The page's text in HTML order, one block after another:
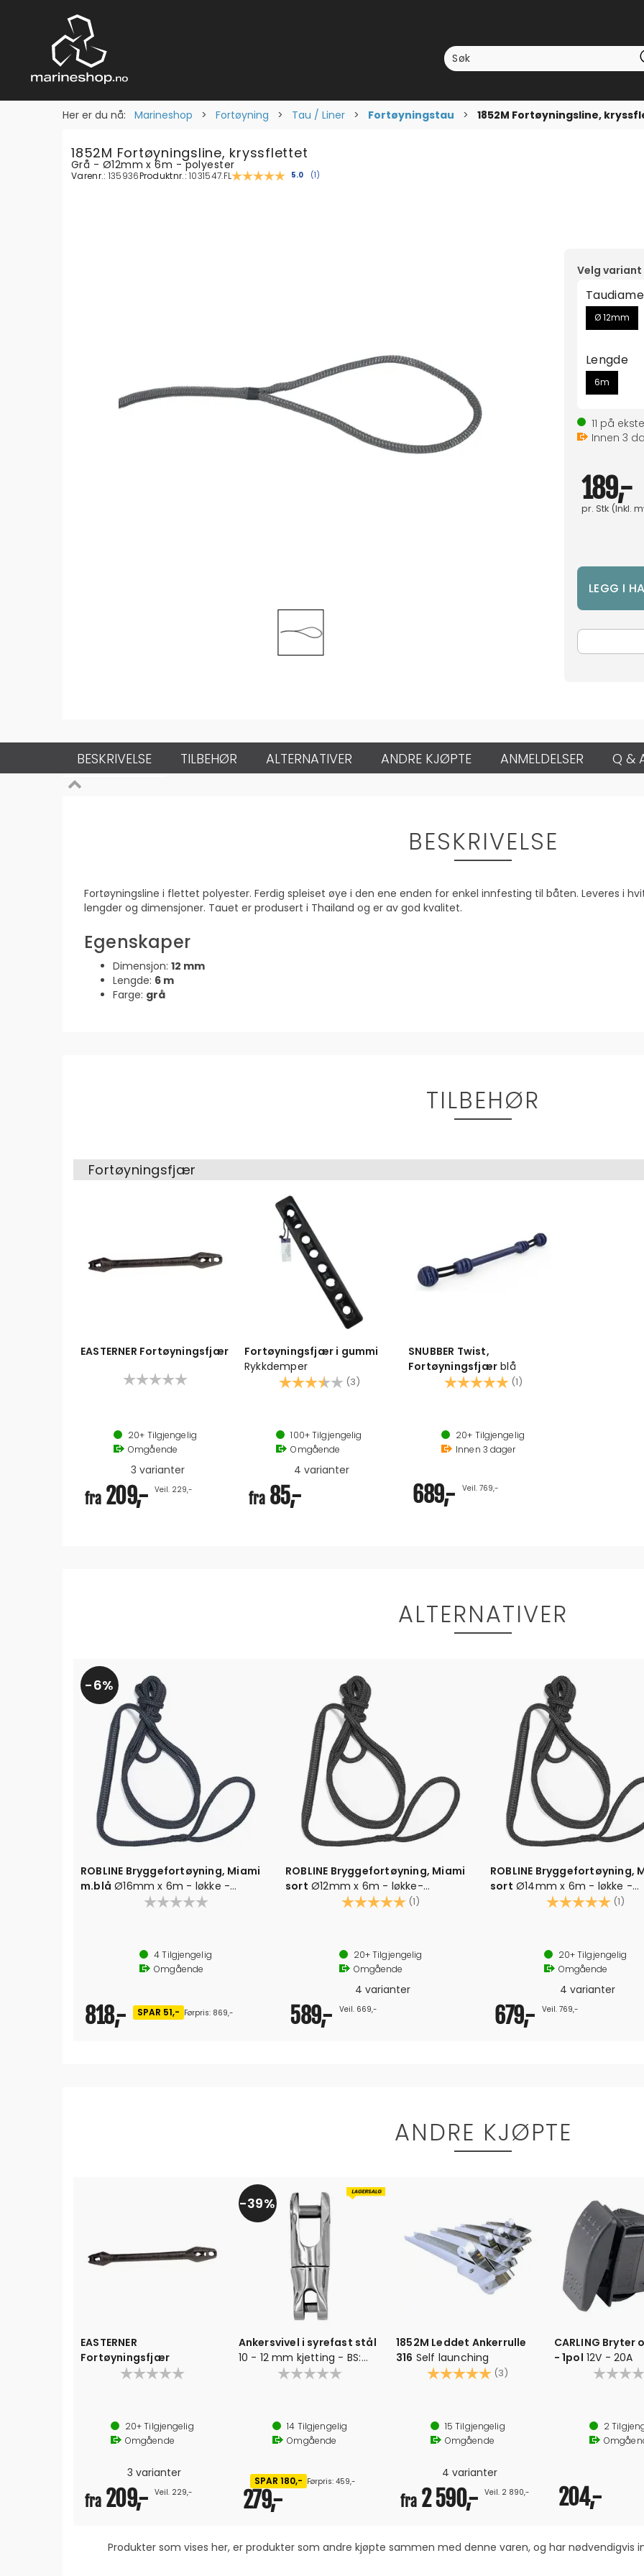
Her er du nå: Marineshop > Fortøyning > Tau / Liner > Fortøyningstau > 1852M Fortøyningsline,
1852M Fortøyningsline, kryssflettet
Grå - Ø12mm x 6m - polyester
Varenr.: 135936Produktnr.:1031547.FL Gjennomsnittskarakter:
5.0 (stemmer:
1)
Velg variant
Ø 12mm
Lengde
6m
11 på
Innen 3
189,-
pr. Stk(Inkl.
BESKRIVELSE TILBEHØR ALTERNATIVER ANDRE KJØPTE ANMELDELSER Q &
BESKRIVELSE
Fortøyningsline i flettet polyester. Ferdig spleiset øye i den ene enden for enkel innfesting til båten. Leveres i
lengder og dimensjoner. Tauet er produsert i Thailand og er av god kvalitet.
Egenskaper
Dimensjon: 12 mm
Lengde: 6 m
Farge: grå
TILBEHØR
Fortøyningsfjær
EASTERNER Fortøyningsfjær
20+ Tilgjengelig
Omgående
3 varianter
fra 209,- Veil. 229,-
Fortøyningsfjær i gummi
Rykkdemper
Karakter:
(3)
100+Tilgjengelig
Omgående
4 varianter
fra 85,-
SNUBBER Twist,
Fortøyningsfjær blå
Karakter:
(1)
Passer alle typer tau, også flat webbing
Designet og produsert i Finland
Selges enkeltvis
20+ Tilgjengelig
Innen 3 dager
689,- Veil. 769,-
ALTERNATIVER
6%
ROBLINE Bryggefortøyning, Miami
m.blå Ø16mm x 6m - løkke -
m/rykkdemper
: Tekniske data:
4Tilgjengelig
Omgående
818,- SPAR 51,- Førpris: 869,-
ROBLINE Bryggefortøyning, Miami
sort Ø12mm x 6m - løkke-
m/rykkdemperKarakter: (1)
Med øyespleis
6m lengde
20+Tilgjengelig
Omgående
4 varianter
589,- Veil. 669,-
ROBLINE Bryggefortøyning,
sort Ø14mm x 6m - løkke -
m/rykkdemperKarakter: (1)
Med øyespleis
6m lengde
20+Tilgjengelig
Omgående
4 varianter
679,- Veil. 769,-
ANDRE KJØPTE
EASTERNER
Fortøyningsfjær
20+Tilgjengelig
Omgående
3 varianter
fra 209,- Veil. 229,-
39%
Ankersvivel i syrefast stål
10 - 12 mm kjetting - BS:
AISI 316 blankpolert stål
14 Tilgjengelig
Omgående
279,-
SPAR 180,- Førpris: 459,-
1852M Leddet Ankerrulle
316 Self launching
Karakter:
(3)
15 Tilgjengelig
Omgående
4 varianter
fra 2 590,- Veil. 2 890,-
CARLING
- 1pol 12V - 20A
2
204,-
Produkter som vises her, er produkter som andre kjøpte sammen med denne varen, og har